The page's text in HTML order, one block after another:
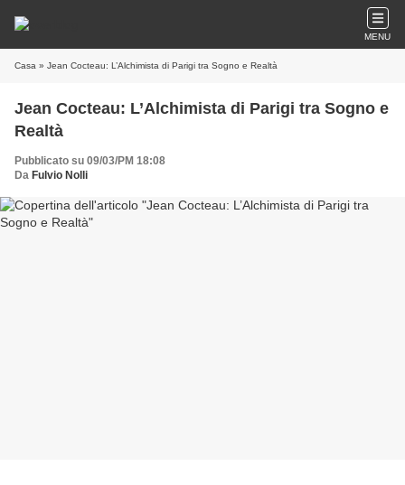
MENU
Casa » Jean Cocteau: L’Alchimista di Parigi tra Sogno e Realtà
Jean Cocteau: L’Alchimista di Parigi tra Sogno e
Realtà
Pubblicato su 09/03/PM 18:08
Da Fulvio Nolli